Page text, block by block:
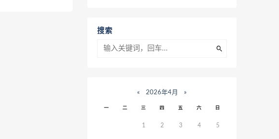
搜索
« 2026年4月 »
一 二 三 四 五 六 日
1 2 3 4 5